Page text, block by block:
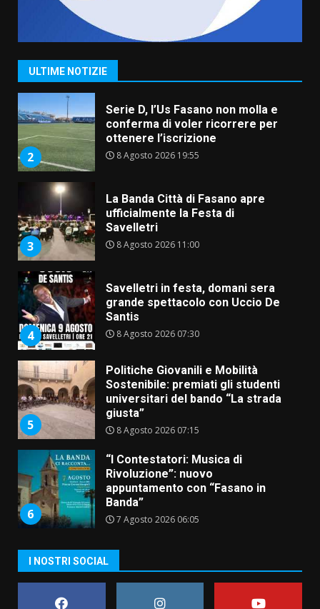
ULTIME NOTIZIE
1
Grande successo per la “Sagra
del Pesce Spada” a Savelletri
9 Agosto 2026 07:32
2
Serie D, l’Us Fasano non molla e
conferma di voler ricorrere per
ottenere l’iscrizione
8 Agosto 2026 19:55
3
La Banda Città di Fasano apre
ufficialmente la Festa di
Savelletri
8 Agosto 2026 11:00
4
Savelletri in festa, domani sera
grande spettacolo con Uccio De
Santis
8 Agosto 2026 07:30
5
Politiche Giovanili e Mobilità
Sostenibile: premiati gli studenti
universitari del bando “La strada
giusta”
8 Agosto 2026 07:15
6
“I Contestatori: Musica di
Rivoluzione”: nuovo
appuntamento con “Fasano in
Banda”
7 Agosto 2026 06:05
amarezza per esclusione dal
campionato di calcio”
7 Agosto 2026 06:00
I NOSTRI SOCIAL